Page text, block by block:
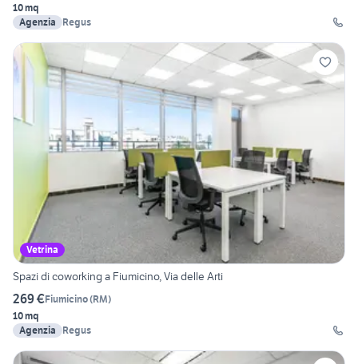
10 mq
Agenzia
Regus
Vetrina
Spazi di coworking a Fiumicino, Via delle Arti
269 €Fiumicino(RM)
10 mq
Agenzia
Regus